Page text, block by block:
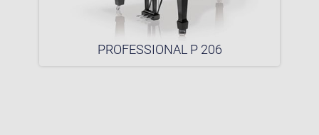
PROFESSIONAL P 206